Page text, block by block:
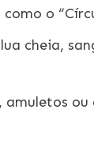
o
cheia,
amuletos